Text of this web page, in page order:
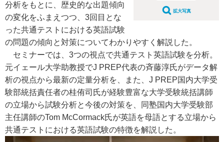
拡大写真
分析をもとに、歴史的な出題傾向
の変化をふまえつつ、3回目とな
った共通テストにおける英語試験
の問題の傾向と対策についてわかりやすく解説した。
セミナーでは、3つの視点で共通テスト英語試験を分析。
元イェール大学助教授でJ PREP代表の斉藤淳氏がデータ解
析の視点から最新の定量分析を、また、J PREP国内大学受
験部統括責任者の桂侑司氏が経験豊富な大学受験統括講師
の立場から試験分析と今後の対策を、同塾国内大学受験部
主任講師のTom McCormack氏が英語を母語とする立場から
共通テストにおける英語試験の特徴を解説した。